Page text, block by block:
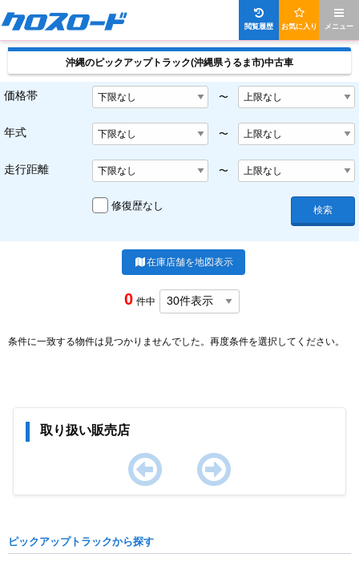
メニュー
お気に入り
閲覧履歴
沖縄のピックアップトラック(沖縄県うるま市)中古車
価格帯 〜
年式 〜
走行距離 〜
修復歴なし 検索
在庫店舗を地図表示
0 件中
条件に一致する物件は見つかりませんでした。再度条件を選択してください。
取り扱い販売店
0
ピックアップトラックから探す